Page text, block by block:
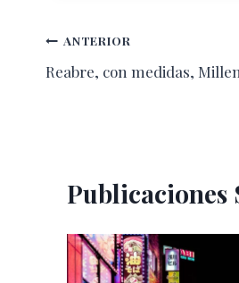
Navegación
de
ANTERIOR
Reabre, con medidas,
Publicaciones